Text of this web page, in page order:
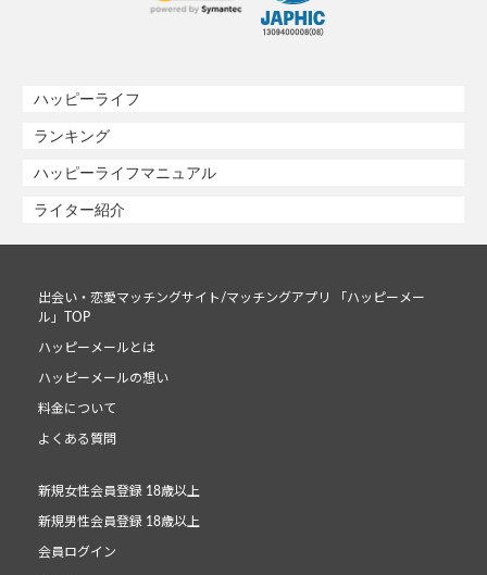
ハッピーライフ
ランキング
ハッピーライフマニュアル
ライター紹介
出会い・恋愛マッチングサイト/マッチングアプリ 「ハッピーメー
ル」TOP
ハッピーメールとは
ハッピーメールの想い
料金について
よくある質問
新規女性会員登録 18歳以上
新規男性会員登録 18歳以上
会員ログイン